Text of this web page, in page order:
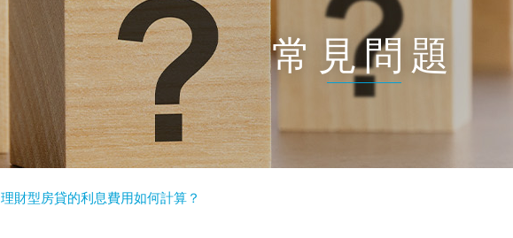
常見問題
理財型房貸的利息費用如何計算？